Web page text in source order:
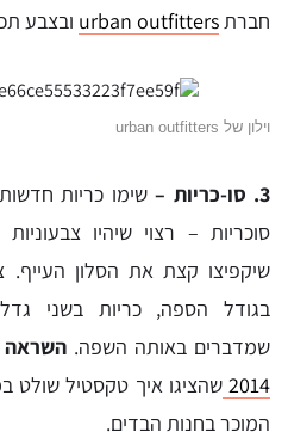
חברתurban outfitters ובצבע
וילון של urban outfitters
3. סו-כריות –
שימו כריות
סוכריות – רצוי שיהיו
שיקפיצו קצת את הסלון העייף.
בגודל הספה, כריות בשני
שמדברים באותה השפה. השראה
2014 שהציגו איך טקסטיל שולט
המוכר בחנות הבדים.